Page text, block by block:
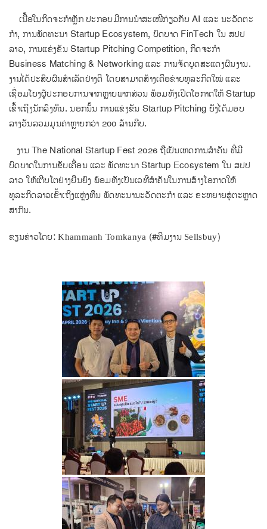
ເນື້ອໃນກິດຈະກຳຫຼັກ ປະກອບມີການນຳສະເໜີກ່ຽວກັບ AI ແລະ ນະວັດຕະ
ກຳ, ການພັດທະນາ Startup Ecosystem, ບົດບາດ FinTech ໃນ ສປປ
ລາວ, ການແຂ່ງຂັນ Startup Pitching Competition, ກິດຈະກຳ
Business Matching & Networking ແລະ ການຈັດບູດສະແດງຜົນງານ.
ງານໄດ້ປະສົບຜົນສຳເລັດຢ່າງດີ ໂດຍສາມາດສ້າງເຄືອຂ່າຍທຸລະກິດໃໝ່ ແລະ
ເຊື່ອມໂຍງຜູ້ປະກອບການຈາກຫຼາຍພາກສ່ວນ ພ້ອມທັງເປີດໂອກາດໃຫ້ Startup
ເຂົ້າເຖິງນັກລົງທຶນ. ນອກນັ້ນ ການແຂ່ງຂັນ Startup Pitching ຍັງໄດ້ມອບ
ລາງວັນລວມມູນຄ່າຫຼາຍກວ່າ 200 ລ້ານກີບ.
ງານ The National Startup Fest 2026 ຖືເປັນເຫດການສຳຄັນ ທີ່ມີ
ບົດບາດໃນການຂັບເຄື່ອນ ແລະ ພັດທະນາ Startup Ecosystem ໃນ ສປປ
ລາວ ໃຫ້ເຕີບໂຕຢ່າງຍືນຍົງ ພ້ອມທັງເປັນເວທີສຳຄັນໃນການສ້າງໂອກາດໃຫ້
ທຸລະກິດລາວເຂົ້າເຖິງແຫຼ່ງທຶນ ພັດທະນານະວັດຕະກຳ ແລະ ຂະຫຍາຍສູ່ຕະຫຼາດ
ສາກົນ.
ຂຽນຂ່າວໂດຍ:Khammanh Tomkanya (#ທີມງານ Sellsbuy)